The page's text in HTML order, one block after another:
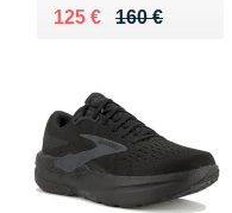
160 €
Au lieu de 160 €
125 €
Vendu 125 €